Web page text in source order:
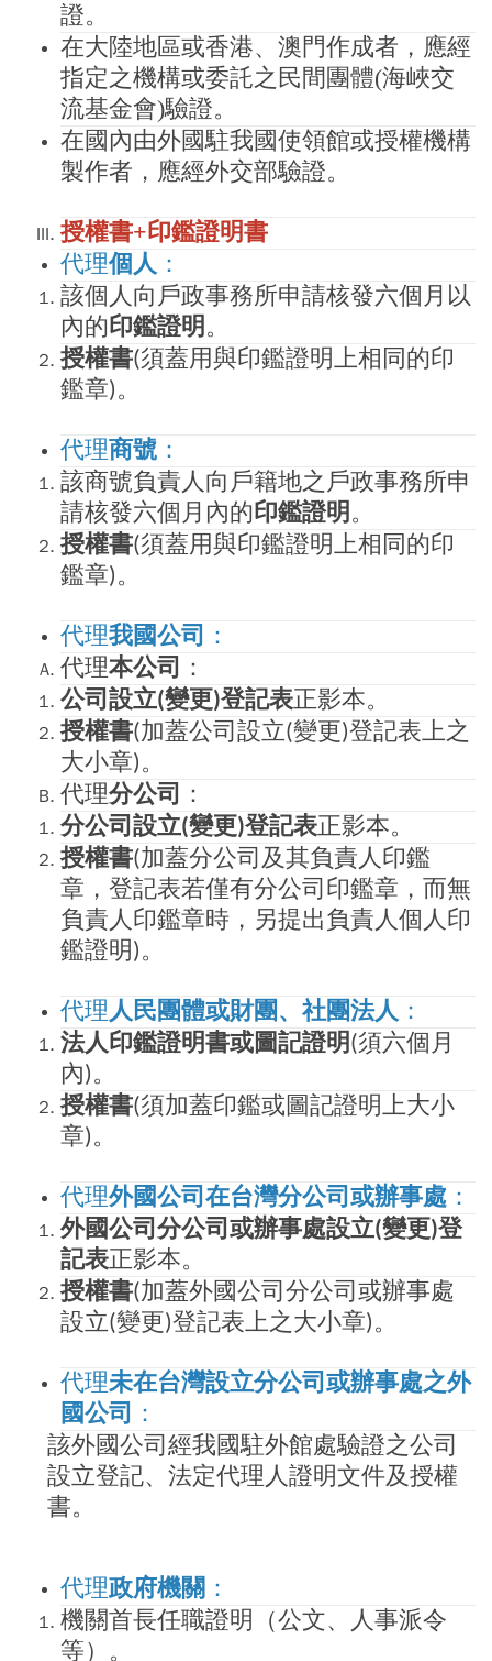
證。
在大陸地區或香港、澳門作成者，應經
指定之機構或委託之民間團體(海峽交
流基金會)驗證。
在國內由外國駐我國使領館或授權機構
製作者，應經外交部驗證。
授權書+印鑑證明書
代理個人 ：
該個人向戶政事務所申請核發六個月以
內的印鑑證明 。
授權書(須蓋用與印鑑證明上相同的印
鑑章)。
代理商號 ：
該商號負責人向戶籍地之戶政事務所申
請核發六個月內的印鑑證明 。
授權書(須蓋用與印鑑證明上相同的印
鑑章)。
代理我國公司 ：
代理本公司 ：
公司設立(變更)登記表正影本。
授權書(加蓋公司設立(變更)登記表上之
大小章)。
代理分公司 ：
分公司設立(變更)登記表正影本。
授權書(加蓋分公司及其負責人印鑑
章，登記表若僅有分公司印鑑章，而無
負責人印鑑章時，另提出負責人個人印
鑑證明)。
代理人民團體或財團、社團法人 ：
法人印鑑證明書或圖記證明(須六個月
內)。
授權書(須加蓋印鑑或圖記證明上大小
章)。
代理外國公司在台灣分公司或辦事處 ：
外國公司分公司或辦事處設立(變更)登
記表正影本。
授權書(加蓋外國公司分公司或辦事處
設立(變更)登記表上之大小章)。
代理未在台灣設立分公司或辦事處之外
國公司 ：
該外國公司經我國駐外館處驗證之公司
設立登記、法定代理人證明文件及授權
書。
代理政府機關 ：
機關首長任職證明（公文、人事派令
等）。